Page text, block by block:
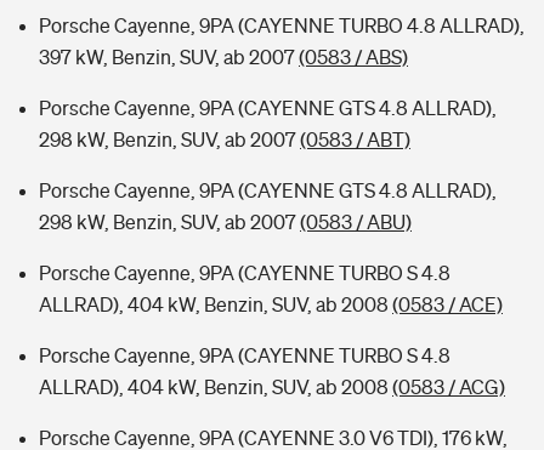
Porsche Cayenne, 9PA (CAYENNE TURBO 4.8 ALLRAD),
397 kW, Benzin, SUV, ab 2007(0583 / ABS)
Porsche Cayenne, 9PA (CAYENNE GTS 4.8 ALLRAD),
298 kW, Benzin, SUV, ab 2007(0583 / ABT)
Porsche Cayenne, 9PA (CAYENNE GTS 4.8 ALLRAD),
298 kW, Benzin, SUV, ab 2007(0583 / ABU)
Porsche Cayenne, 9PA (CAYENNE TURBO S 4.8
ALLRAD), 404 kW, Benzin, SUV, ab 2008 (0583 / ACE)
Porsche Cayenne, 9PA (CAYENNE TURBO S 4.8
ALLRAD), 404 kW, Benzin, SUV, ab 2008 (0583 / ACG)
Porsche Cayenne, 9PA (CAYENNE 3.0 V6 TDI), 176 kW,